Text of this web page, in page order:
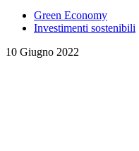
Green Economy
Investimenti sostenibili
10 Giugno 2022